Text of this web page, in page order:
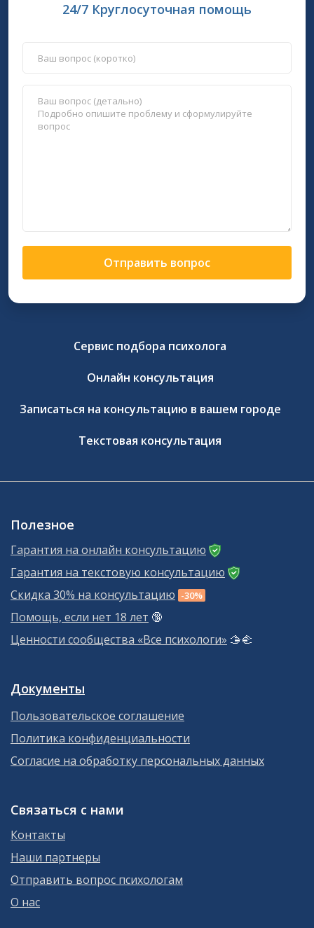
24/7 Круглосуточная помощь
Отправить вопрос
Сервис подбора психолога
Онлайн консультация
Записаться на консультацию в вашем городе
Текстовая консультация
Полезное
Гарантия на онлайн консультацию
Гарантия на текстовую консультацию
Скидка 30% на консультацию -30%
Помощь, если нет 18 лет 🔞
Ценности сообщества «Все психологи» 🫱‍🫲
Документы
Пользовательское соглашение
Политика конфиденциальности
Согласие на обработку персональных данных
Связаться с нами
Контакты
Наши партнеры
Отправить вопрос психологам
О нас